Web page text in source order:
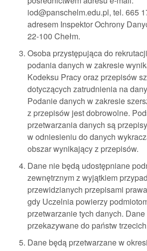
iod@panschelm.edu.pl, tel. 665
adresem Inspektor Ochrony
22-100 Chełm.
Osoba przystępująca do
podania danych w zakresie
Kodeksu Pracy oraz przepisów
dotyczących zatrudnienia na
Podanie danych w zakresie
z przepisów jest dobrowolne.
przetwarzania danych są
w odniesieniu do danych
obszar wynikający z przepisów.
Dane nie będą udostępniane
zewnętrznym z wyjątkiem
przewidzianych przepisami
gdy Uczelnia powierzy
przetwarzanie tych danych.
przekazywane do państw
Dane będą przetwarzane w